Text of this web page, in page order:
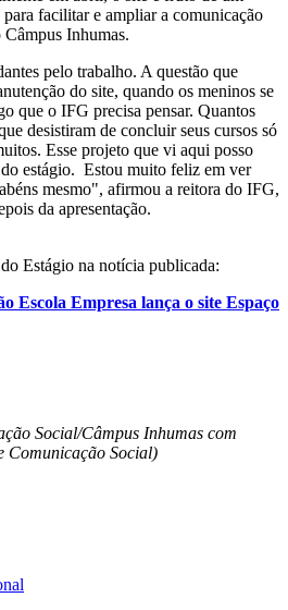
facilitar e ampliar a comunicação
Inhumas.
pelo trabalho. A questão que
do site, quando os meninos se
que o IFG precisa pensar. Quantos
desistiram de concluir seus cursos só
Esse projeto que vi aqui posso
estágio. Estou muito feliz em ver
mesmo", afirmou a reitora do IFG,
da apresentação.
Estágio na notícia publicada:
Escola Empresa lança o site Espaço
Social/Câmpus Inhumas com
Comunicação Social)